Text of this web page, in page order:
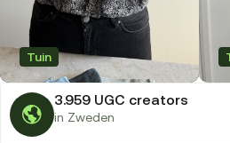
3.959 UGC creators
in Zweden
Tuin